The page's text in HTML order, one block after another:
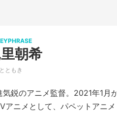
朝希
ともき
気鋭のアニメ監督。2021年1月
アニメとして、パペットアニメ